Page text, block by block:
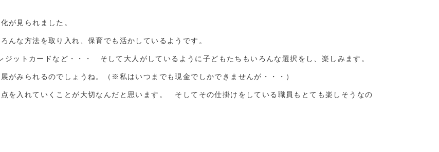
が見られました。
んな方法を取り入れ、保育でも活かしているようです。
ットカードなど・・・ そして大人がしているように子どもたちもいろんな選択をし、楽しみます。
がみられるのでしょうね。（※私はいつまでも現金でしかできませんが・・・）
を入れていくことが大切なんだと思います。 そしてその仕掛けをしている職員もとても楽しそうなの